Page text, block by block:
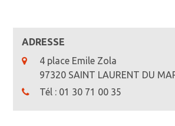
ADRESSE
4 place Emile Zola
97320 SAINT LAURENT DU
Tél : 01 30 71 00 35